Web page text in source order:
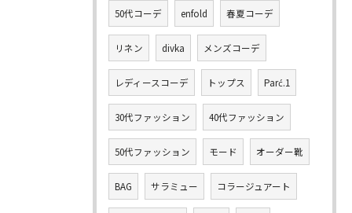
50代コーデ enfold 春夏コーデ
リネン divka メンズコーデ
レディースコーデ トップス Parć.1
30代ファッション 40代ファッション
50代ファッション モード オーダー靴
BAG サラミュー コラージュアート